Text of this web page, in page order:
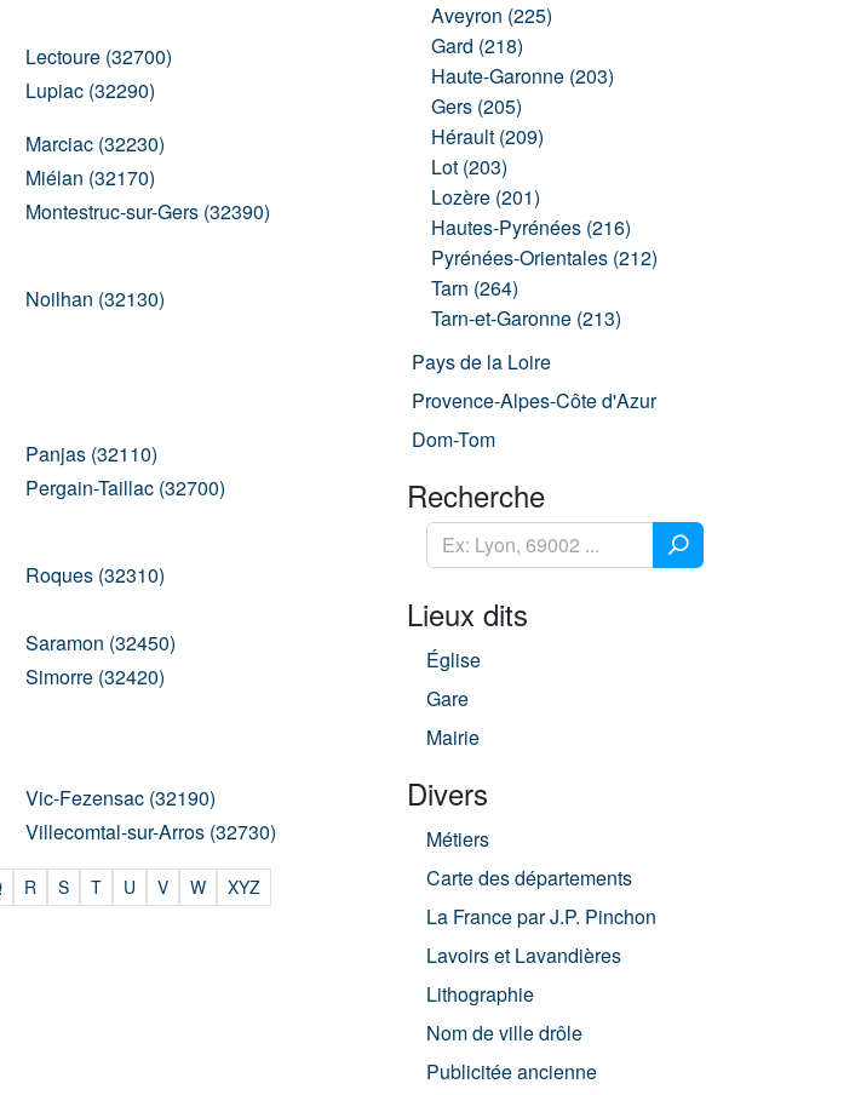
Lectoure (32700)
Lupiac (32290)
Marciac (32230)
Miélan (32170)
Montestruc-sur-Gers (32390)
Noilhan (32130)
Panjas (32110)
Pergain-Taillac (32700)
Roques (32310)
Saramon (32450)
Simorre (32420)
Vic-Fezensac (32190)
Villecomtal-sur-Arros (32730)
R S T U V W XYZ
Aveyron (225)
Gard (218)
Haute-Garonne (203)
Gers (205)
Hérault (209)
Lot (203)
Lozère (201)
Hautes-Pyrénées (216)
Pyrénées-Orientales (212)
Tarn (264)
Tarn-et-Garonne (213)
Pays de la Loire
Provence-Alpes-Côte d'Azur
Dom-Tom
Recherche
Lieux dits
Église
Gare
Mairie
Divers
Métiers
Carte des départements
La France par J.P. Pinchon
Lavoirs et Lavandières
Lithographie
Nom de ville drôle
Publicitée ancienne